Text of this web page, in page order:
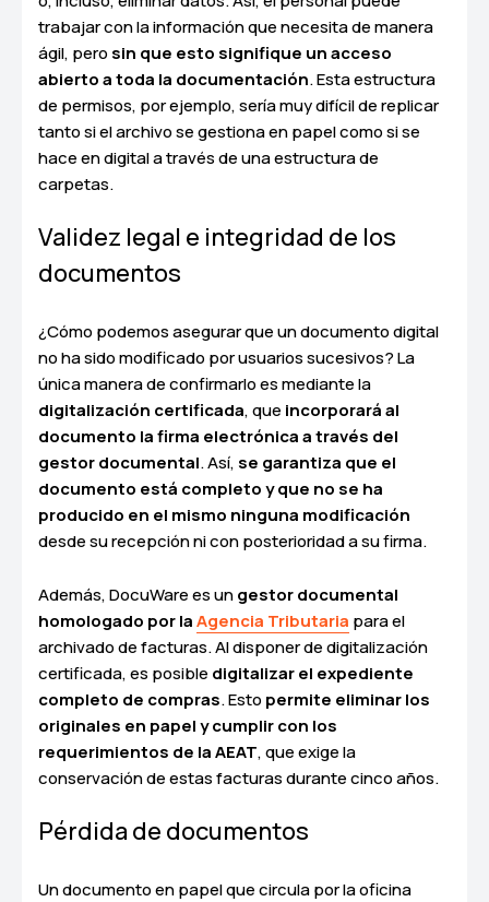
trabajar con la información que necesita de manera
ágil, pero sin que esto signifique un acceso
abierto a toda la documentación. Esta estructura
de permisos, por ejemplo, sería muy difícil de replicar
tanto si el archivo se gestiona en papel como si se
hace en digital a través de una estructura de
carpetas.
Validez legal e integridad de los
documentos
¿Cómo podemos asegurar que un documento digital
no ha sido modificado por usuarios sucesivos? La
única manera de confirmarlo es mediante la
digitalización certificada, que incorporará al
documento la firma electrónica a través del
gestor documental. Así, se garantiza que el
documento está completo y que no se ha
producido en el mismo ninguna modificación
desde su recepción ni con posterioridad a su firma.
Además, DocuWare es ungestor documental
homologado por laAgencia Tributaria para el
archivado de facturas. Al disponer de digitalización
certificada, es posible digitalizar el expediente
completo de compras. Esto permite eliminar los
originales en papel y cumplir con los
requerimientos de la AEAT, que exige la
conservación de estas facturas durante cinco años.
Pérdida de documentos
Un documento en papel que circula por la oficina